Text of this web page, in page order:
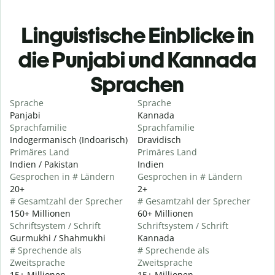
Linguistische Einblicke in
die Punjabi und Kannada
Sprachen
Sprache
Panjabi
Sprachfamilie
Indogermanisch (Indoarisch)
Primäres Land
Indien / Pakistan
Gesprochen in # Ländern
20+
# Gesamtzahl der Sprecher
150+ Millionen
Schriftsystem / Schrift
Gurmukhi / Shahmukhi
# Sprechende als
Zweitsprache
Sprache
Kannada
Sprachfamilie
Dravidisch
Primäres Land
Indien
Gesprochen in # Ländern
2+
# Gesamtzahl der Sprecher
60+ Millionen
Schriftsystem / Schrift
Kannada
# Sprechende als
Zweitsprache